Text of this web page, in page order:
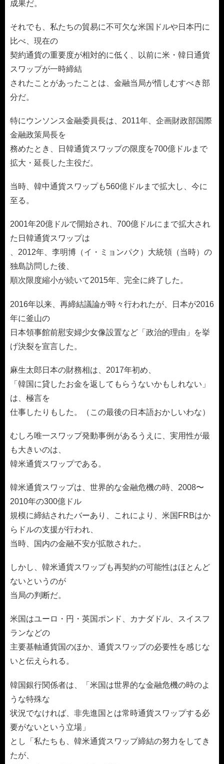
成果だ。
それでも、私たちの貿易に不可欠な米国ドルや日本円に
比べ、現在の
契約通貨の重要度が相対的に低く、以前に米・韓日通貨
スワップが一時締結
されたことがあったことは、金融当局が惜しむすべき部
分だ。
特にウンソンス金融委員長は、2011年、企画財政部国際
金融政策局長を
務めたとき、日韓通貨スワップの限度を700億ドルまで
拡大・延長した主役だ。
当時、韓中通貨スワップも560億ドルまで拡大し、今に
至る。
2001年20億ドルで開始され、700億ドルにまで拡大され
た日韓通貨スワップは
、2012年、李明博（イ・ミョンパク）大統領（当時）の
独島訪問した後、
順次限度縮小が続いて2015年、完全に終了した。
2016年以来、再締結議論が時々行われたが、日本が2016
年に釜山の
日本領事館前慰安婦少女像設置など「政治的理由」を挙
げ決裂を宣言した。
麻生太郎日本の財務相は、2017年初め、
「韓国に貸したお金を返してもらうないかもしれない」
は、極言を
仕事したりもした。（この最後の日本語おかしいわな）
むしろ唯一スワップ発動事例があるうえに、実用性が最
も大きいのは、
韓米通貨スワップである。
韓米通貨スワップは、世界的な金融危機の時、2008〜
2010年の300億ドル
規模に締結されたバーあり、これにより、米国FRBはか
らドルの支援が行われ、
当時、国内の金融不安が拡散された。
しかし、韓米通貨スワップも再契約の可能性はほとんど
ないというのが
当局の判断だ。
米国はユーロ・円・英国ポンド、カナダドル、スイスフ
ランなどの
主要基軸通貨国のほか、通貨スワップの必要性を感じな
いと伝えられる。
韓国銀行関係者は、「米国は世界的な金融危機の時のよ
うな特殊な
状況でなければ、非先進国とは常時通貨スワップする必
要がないという立場」
とし「私たちも、韓米通貨スワップ締結の努力をしてき
たが、